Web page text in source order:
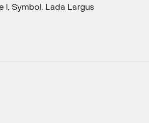
I, Symbol, Lada Largus